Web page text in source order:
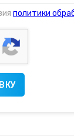
политики